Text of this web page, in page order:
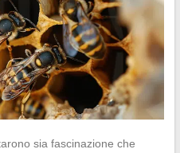
sia fascinazione che